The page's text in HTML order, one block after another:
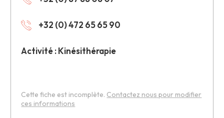
+32 (0) 472 65 65 90
Activité : Kinésithérapie
Cette fiche est incomplète. Contactez nous pour modifier
ces informations